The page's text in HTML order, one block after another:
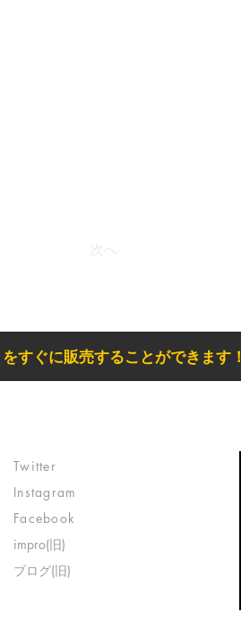
次へ
すぐに販売することができます！
Twitter
Instagram
Facebook
impro(旧)​
ブログ(旧)